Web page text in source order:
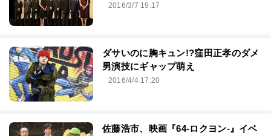
2016/3/7 19:17
ダサいのに胸キュン!?窪田正孝のダメ
男演技にギャップ萌え
2016/4/4 17:20
佐藤浩市、映画『64-ロクヨン-』イベ